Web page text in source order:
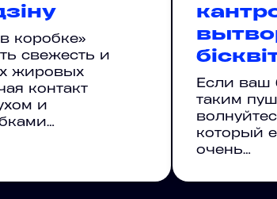
коробке»
свежесть и
жировых
контакт
и
Если ваш
таким
который
очень…